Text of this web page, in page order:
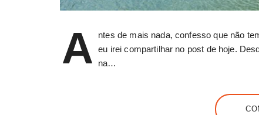
A
ntes de mais nada, confesso que não
eu irei compartilhar no post de hoje.
na…